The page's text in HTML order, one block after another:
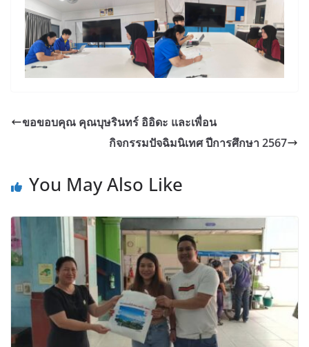
ขอขอบคุณ คุณบุษรินทร์ อิอิดะ และเพื่อน
กิจกรรมปัจฉิมนิเทศ ปีการศึกษา 2567
You May Also Like